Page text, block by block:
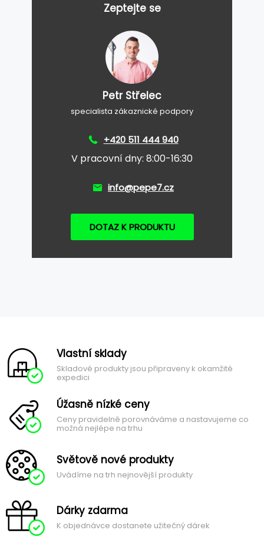
Zeptejte se
Petr Střelec
specialista zákaznické podpory
+420 511 444 940
V pracovní dny: 8:00-16:30
info@pepe7.cz
DOTAZ K PRODUKTU
Vlastní sklady
Skladové produkty jsou připraveny k okamžité
expedici
Úžasně nízké ceny
Ceny pravidelně porovnáváme a nastavujeme co
možná nejlépe na trhu
Světově nové produkty
Uvádíme na trh nejnovější produkty
Dárky zdarma
K objednávce dostanete užitečný dárek